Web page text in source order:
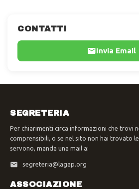
CONTATTI
Invia Email
SEGRETERIA
Per chiarimenti circa informazioni che trovi
comprensibili, o se nel sito non hai trovato
servono, manda una mail a:
segreteria@lagap.org
ASSOCIAZIONE